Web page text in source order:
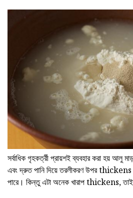
সর্বাধিক গৃহকর্ত্রী প্রায়শই ব্যবহার করা হয় আলু
এবং দ্রুত পানি দিয়ে তরলীকরণ উপর thickens।
পারে। কিন্তু এটা অনেক খারাপ thickens, তাই